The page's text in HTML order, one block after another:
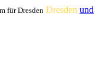
für Dresden Dresden und